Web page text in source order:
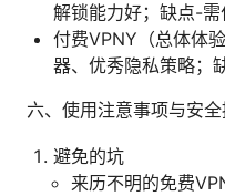
解锁能力好；缺点-需
付费VPNY（总体体
器、优秀隐私策略；
六、使用注意事项与安
避免的坑
来历不明的免费